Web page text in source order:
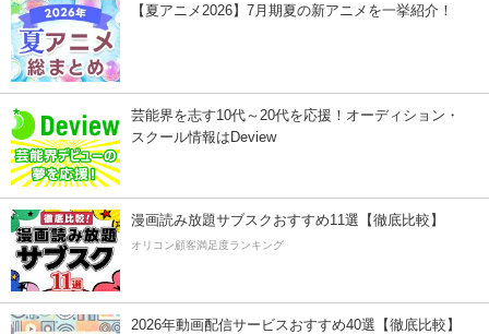
【夏アニメ2026】7月期夏の新アニメを一挙紹介！
芸能界を志す10代～20代を応援！オーディション・
スクール情報はDeview
漫画読み放題サブスクおすすめ11選【徹底比較】
オリコン顧客満足度ランキング
2026年動画配信サービスおすすめ40選【徹底比較】